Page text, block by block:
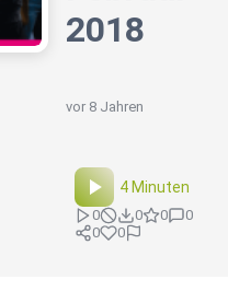
2018
vor 8 Jahren
4 Minuten
0 0 0
0
0
0